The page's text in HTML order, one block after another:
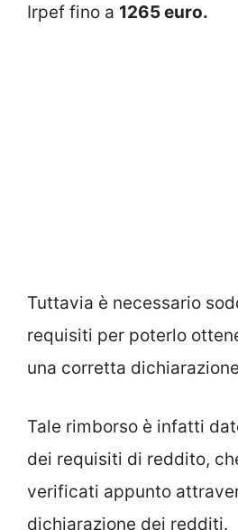
Irpef fino a 1265 euro.
Tuttavia è necessario
requisiti per poterlo
una corretta
Tale rimborso è infatti
dei requisiti di reddito,
verificati appunto
dichiarazione dei redditi.